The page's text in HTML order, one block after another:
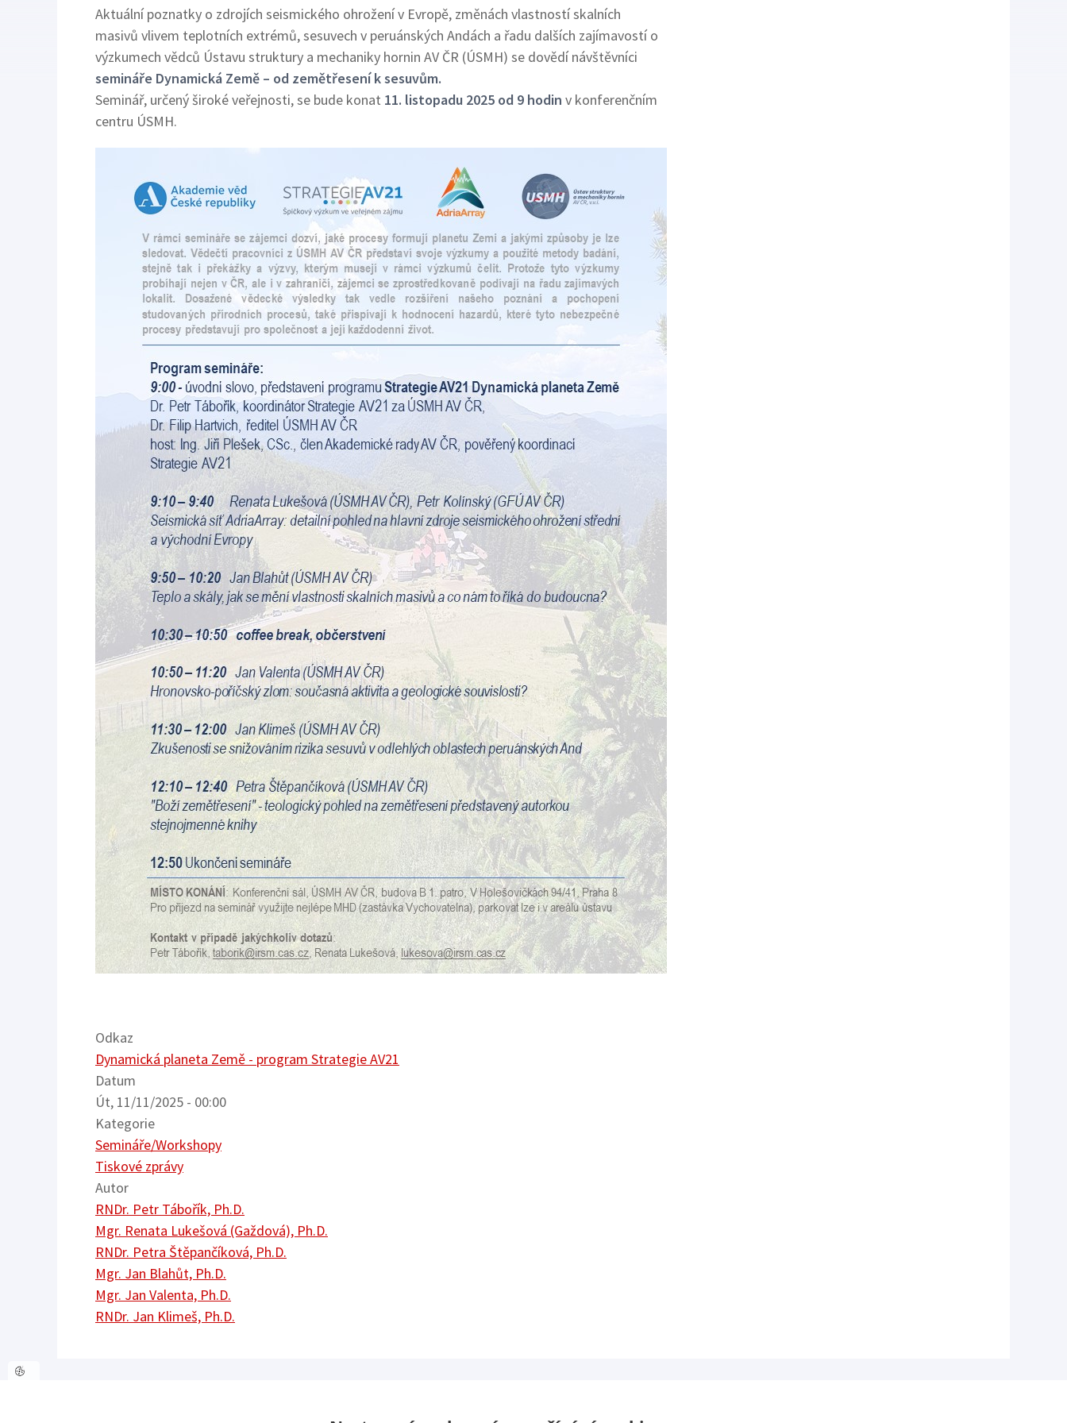
Aktuální poznatky o zdrojích seismického ohrožení v Evropě, změnách vlastností skalních
masivů vlivem teplotních extrémů, sesuvech v peruánských Andách a řadu dalších zajímavostí o
výzkumech vědců Ústavu struktury a mechaniky hornin AV ČR (ÚSMH) se dovědí návštěvníci
semináře Dynamická Země – od zemětřesení k sesuvům.
Seminář, určený široké veřejnosti, se bude konat 11. listopadu 2025 od 9 hodin v konferenčním
centru ÚSMH.
Odkaz
Dynamická planeta Země - program Strategie AV21
Datum
Út, 11/11/2025 - 00:00
Kategorie
Semináře/Workshopy
Tiskové zprávy
Autor
RNDr. Petr Tábořík, Ph.D.
Mgr. Renata Lukešová (Gaždová), Ph.D.
RNDr. Petra Štěpančíková, Ph.D.
Mgr. Jan Blahůt, Ph.D.
Mgr. Jan Valenta, Ph.D.
RNDr. Jan Klimeš, Ph.D.